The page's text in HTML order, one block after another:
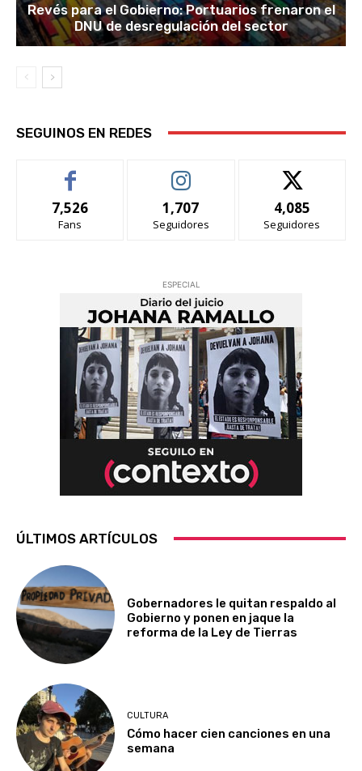
Revés para el Gobierno: Portuarios frenaron el
DNU de desregulación del sector
SEGUINOS EN REDES
7,526
Fans
1,707
Seguidores
4,085
Seguidores
ESPECIAL
ÚLTIMOS ARTÍCULOS
Gobernadores le quitan respaldo al
Gobierno y ponen en jaque la
reforma de la Ley de Tierras
CULTURA
Cómo hacer cien canciones en una
semana